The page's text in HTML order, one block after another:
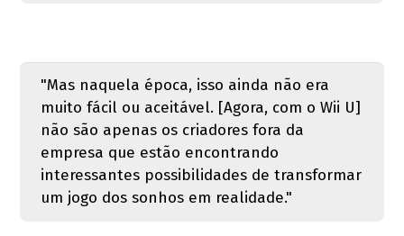
"Mas naquela época, isso ainda não era
muito fácil ou aceitável. [Agora, com o Wii U]
não são apenas os criadores fora da
empresa que estão encontrando
interessantes possibilidades de transformar
um jogo dos sonhos em realidade."